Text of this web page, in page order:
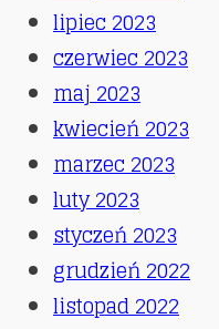
lipiec 2023
czerwiec 2023
maj 2023
kwiecień 2023
marzec 2023
luty 2023
styczeń 2023
grudzień 2022
listopad 2022